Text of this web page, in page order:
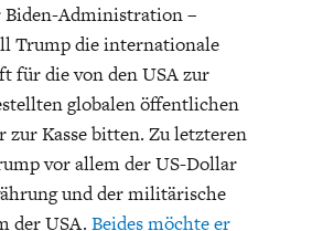
Biden-Administration –
Trump die internationale
für die von den USA zur
globalen öffentlichen
zur Kasse bitten. Zu letzteren
vor allem der US-Dollar
und der militärische
der USA. Beides möchte er